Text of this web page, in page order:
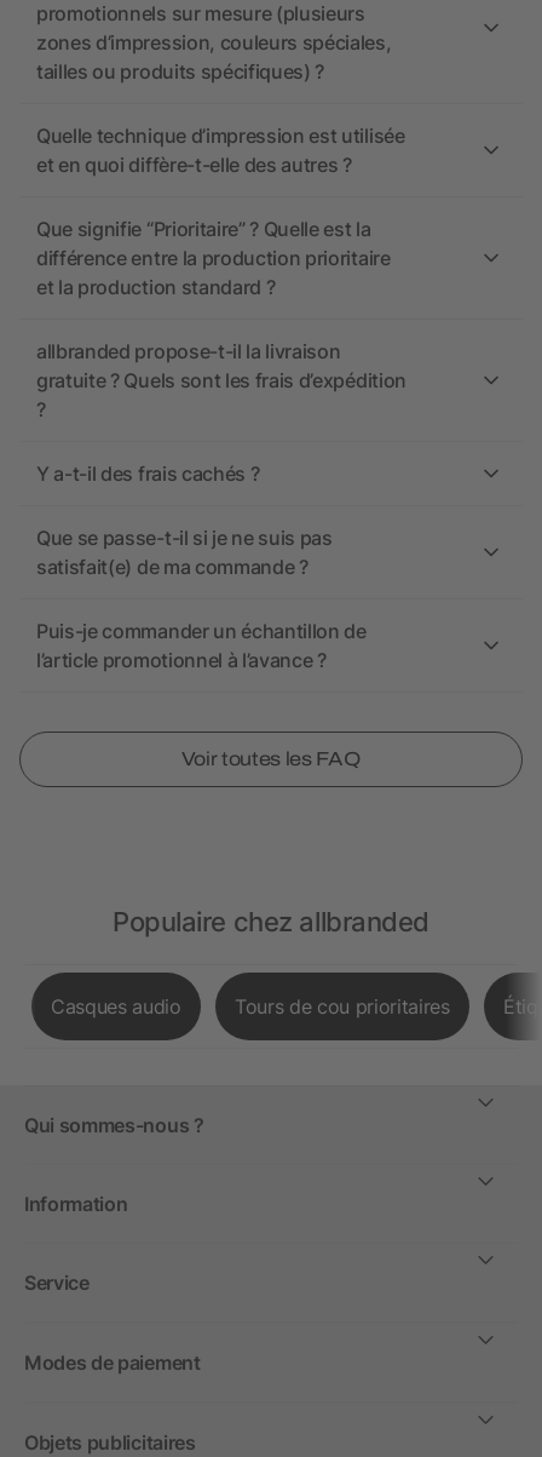
promotionnels sur mesure (plusieurs
zones d’impression, couleurs spéciales,
tailles ou produits spécifiques) ?
Quelle technique d’impression est utilisée
et en quoi diffère-t-elle des autres ?
Que signifie “Prioritaire” ? Quelle est la
différence entre la production prioritaire
et la production standard ?
allbranded propose-t-il la livraison
gratuite ? Quels sont les frais d’expédition
?
Y a-t-il des frais cachés ?
Que se passe-t-il si je ne suis pas
satisfait(e) de ma commande ?
Puis-je commander un échantillon de
l’article promotionnel à l’avance ?
Voir toutes les FAQ
Populaire chez allbranded
Casques audio Tours de cou prioritaires
Qui sommes-nous ?
Information
Service
Modes de paiement
Objets publicitaires